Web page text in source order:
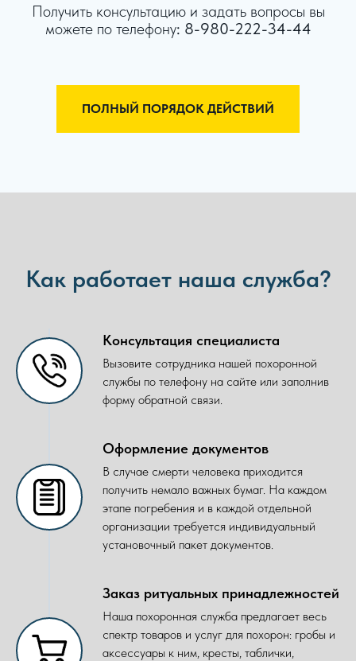
Получить консультацию и задать вопросы вы
можете по телефону: 8-980-222-34-44
ПОЛНЫЙ ПОРЯДОК ДЕЙСТВИЙ
Как работает наша служба?
Консультация специалиста
Вызовите сотрудника нашей похоронной
службы по телефону на сайте или заполнив
форму обратной связи.
Оформление документов
В случае смерти человека приходится
получить немало важных бумаг. На каждом
этапе погребения и в каждой отдельной
организации требуется индивидуальный
установочный пакет документов.
Заказ ритуальных принадлежностей
Наша похоронная служба предлагает весь
спектр товаров и услуг для похорон: гробы и
аксессуары к ним, кресты, таблички,